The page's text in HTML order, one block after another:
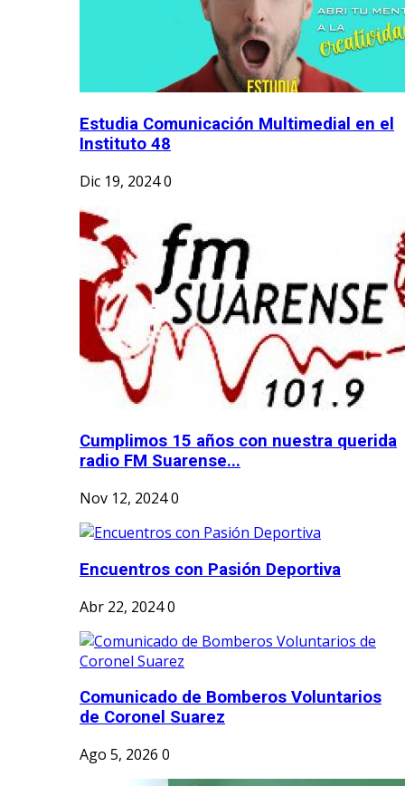
Estudia Comunicación Multimedial en el
Instituto 48
Dic 19, 20240
Cumplimos 15 años con nuestra querida
radio FM Suarense...
Nov 12, 20240
Encuentros con Pasión Deportiva
Abr 22, 20240
Comunicado de Bomberos Voluntarios
de Coronel Suarez
Ago 5, 2026 0